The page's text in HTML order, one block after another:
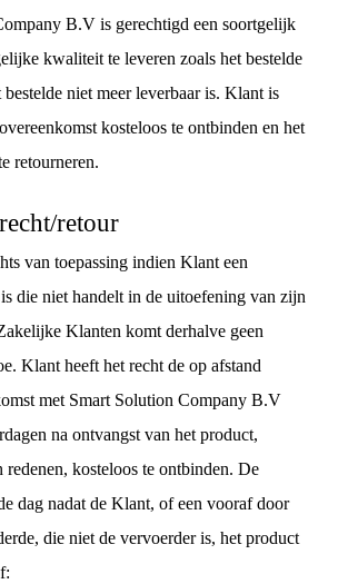
B.V is gerechtigd een soortgelijk
kwaliteit te leveren zoals het bestelde
niet meer leverbaar is. Klant is
kosteloos te ontbinden en het
retourneren.
retour
van toepassing indien Klant een
die niet handelt in de uitoefening van zijn
Klanten komt derhalve geen
Klant heeft het recht de op afstand
met Smart Solution Company B.V
na ontvangst van het product,
redenen, kosteloos te ontbinden. De
dag nadat de Klant, of een vooraf door
die niet de vervoerder is, het product